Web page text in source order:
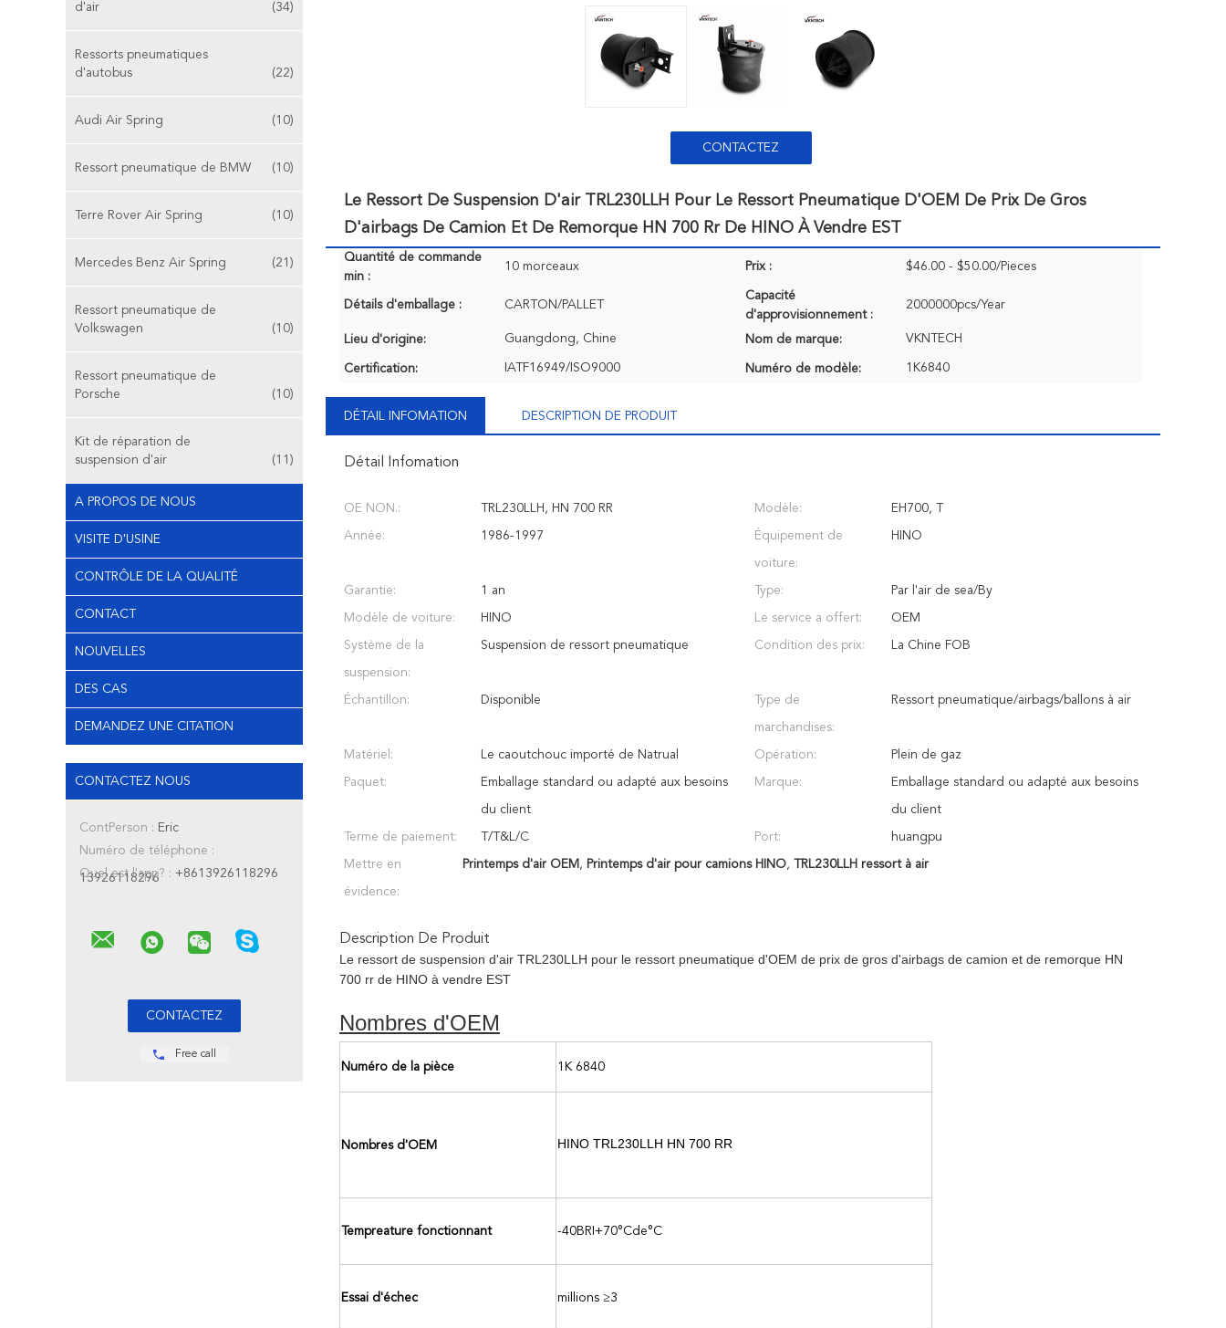
d'air
(34)
Ressorts pneumatiques
d'autobus
(22)
Audi Air Spring (10)
Ressort pneumatique de BMW (10)
Terre Rover Air Spring (10)
Mercedes Benz Air Spring (21)
Ressort pneumatique de
Volkswagen
(10)
Ressort pneumatique de
Porsche
(10)
Kit de réparation de
suspension d'air
(11)
A PROPOS DE NOUS
VISITE D'USINE
CONTRÔLE DE LA QUALITÉ
CONTACT
NOUVELLES
DES CAS
DEMANDEZ UNE CITATION
CONTACTEZ NOUS
ContPerson : Eric
Numéro de téléphone :
13926118296
Quel est l'app? : +8613926118296
Free call
CONTACTEZ
Le Ressort De Suspension D'air TRL230LLH Pour Le Ressort Pneumatique D'OEM De Prix De Gros
D'airbags De Camion Et De Remorque HN 700 Rr De HINO À Vendre EST
Quantité de commande
min :
10 morceaux Prix : $46.00 - $50.00/Pieces
Détails d'emballage : CARTON/PALLET
Capacité
d'approvisionnement :
2000000pcs/Year
Lieu d'origine: Guangdong, Chine Nom de marque: VKNTECH
Certification: IATF16949/ISO9000 Numéro de modèle: 1K6840
DÉTAIL INFOMATION DESCRIPTION DE PRODUIT
Détail Infomation
OE NON.: TRL230LLH, HN 700 RR Modèle: EH700, T
Année: 1986-1997 Équipement de
voiture:
HINO
Garantie: 1 an Type: Par l'air de sea/By
Modèle de voiture: HINO Le service a offert: OEM
Système de la
suspension:
Suspension de ressort pneumatique Condition des prix: La Chine FOB
Échantillon: Disponible Type de
marchandises:
Ressort pneumatique/airbags/ballons à air
Matériel: Le caoutchouc importé de Natrual Opération: Plein de gaz
Paquet: Emballage standard ou adapté aux besoins
du client
Marque: Emballage standard ou adapté aux besoins
du client
Terme de paiement: T/T&L/C Port: huangpu
Mettre en
évidence:
Printemps d'air OEM , Printemps d'air pour camions HINO, TRL230LLH ressort à air
Description De Produit
Le ressort de suspension d'air TRL230LLH pour le ressort pneumatique d'OEM de prix de gros d'airbags de camion et de remorque HN
700 rr de HINO à vendre EST
Nombres d'OEM
Numéro de la pièce 1K 6840
Nombres d'OEM HINO TRL230LLH HN 700 RR
Tempreature fonctionnant -40BRI+70°Cde°C
Essai d'échec millions ≥3